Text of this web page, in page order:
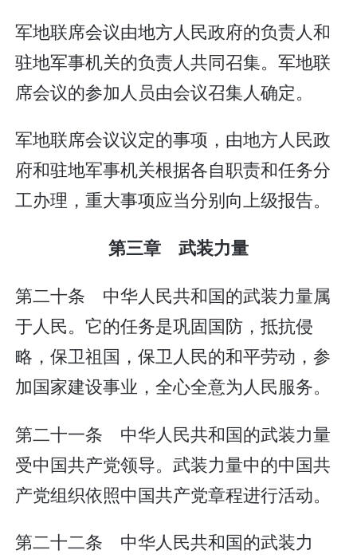
军地联席会议由地方人民政府的负责人和
驻地军事机关的负责人共同召集。军地联
席会议的参加人员由会议召集人确定。
军地联席会议议定的事项，由地方人民政
府和驻地军事机关根据各自职责和任务分
工办理，重大事项应当分别向上级报告。
第三章 武装力量
第二十条 中华人民共和国的武装力量属
于人民。它的任务是巩固国防，抵抗侵
略，保卫祖国，保卫人民的和平劳动，参
加国家建设事业，全心全意为人民服务。
第二十一条 中华人民共和国的武装力量
受中国共产党领导。武装力量中的中国共
产党组织依照中国共产党章程进行活动。
第二十二条 中华人民共和国的武装力